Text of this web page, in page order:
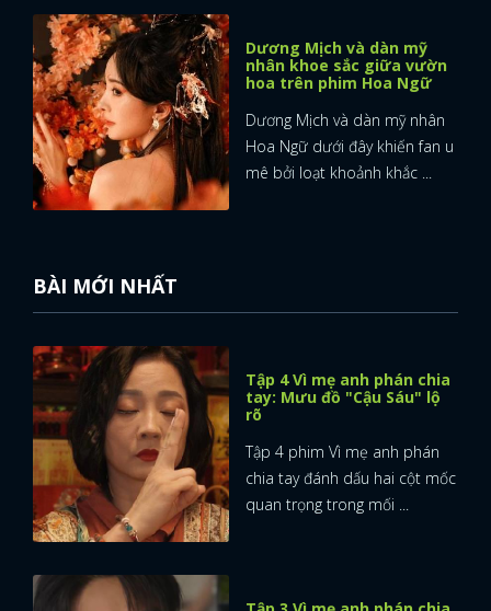
Dương Mịch và dàn mỹ
nhân khoe sắc giữa vườn
hoa trên phim Hoa Ngữ
Dương Mịch và dàn mỹ nhân
Hoa Ngữ dưới đây khiến fan u
mê bởi loạt khoảnh khắc ...
BÀI MỚI NHẤT
Tập 4 Vì mẹ anh phán chia
tay: Mưu đồ "Cậu Sáu" lộ
rõ
Tập 4 phim Vì mẹ anh phán
chia tay đánh dấu hai cột mốc
quan trọng trong mối ...